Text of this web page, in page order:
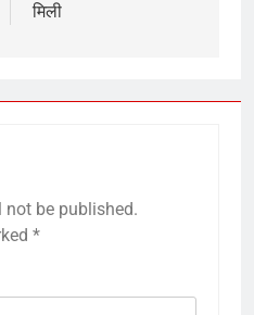
मिली
be published.
*